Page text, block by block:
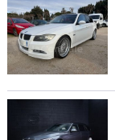
Utilitaires
Flottes
Services